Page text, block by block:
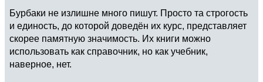
Бурбаки не излишне много пишут. Просто та строгость
и единость, до которой доведён их курс, представляет
скорее памятную значимость. Их книги можно
использовать как справочник, но как учебник,
наверное, нет.